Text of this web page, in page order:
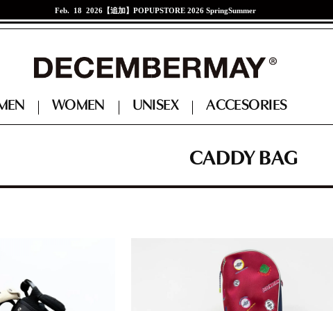
Jan. 21 2026江口紗代選手来店イベント
EN
SHOES
WOMEN
SHOES
UNISEX ACCESORIES
CADDY BAG